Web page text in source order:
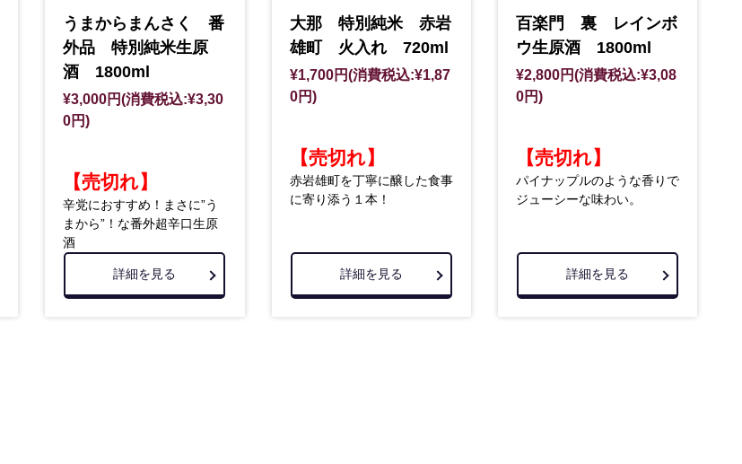
うまからまんさく 番
外品 特別純米生原
酒 1800ml
¥3,000円(消費税込:¥3,30
0円)
【売切れ】
辛党におすすめ！まさに”う
まから”！な番外超辛口生原
酒
詳細を見る
大那 特別純米 赤岩
雄町 火入れ 720ml
¥1,700円(消費税込:¥1,87
0円)
【売切れ】
赤岩雄町を丁寧に醸した食事
に寄り添う１本！
詳細を見る
百楽門 裏 レインボ
ウ生原酒 1800ml
¥2,800円(消費税込:¥3,08
0円)
【売切れ】
パイナップルのような香りで
ジューシーな味わい。
詳細を見る